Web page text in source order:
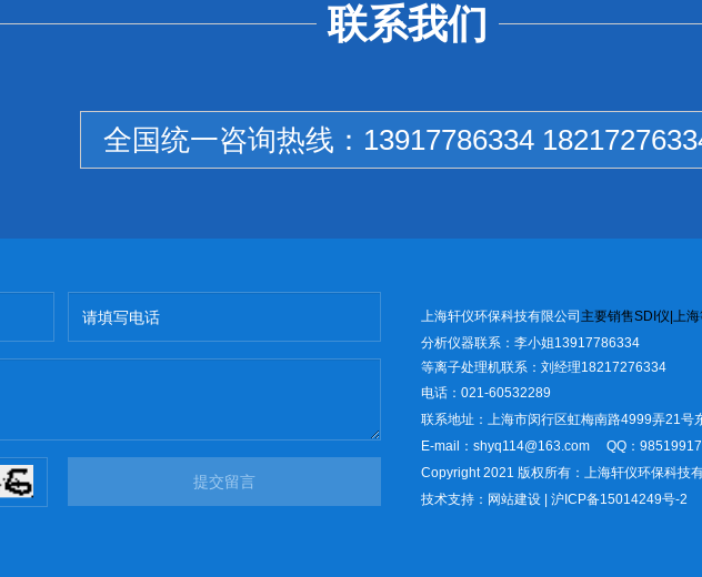
联系我们
全国统一咨询热线： 13917786334
提交留言
上海轩仪环保科技有限公司 主要销售SD 仪 上
分析仪器联系：李小姐13917786334
等离子处理机联系：刘经理18217276334
电话：021-60532289
联系地址：上海市闵行区虹梅南路4999弄21号
E-mail：shyq114@163.com
QQ：
Copyright 2021 版权所有：上海轩仪环保科技
技术支持： 网站建设| 沪ICP备15014249号-2